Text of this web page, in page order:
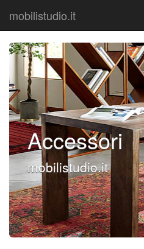
mobilistudio.it
Accessori
mobilistudio.it